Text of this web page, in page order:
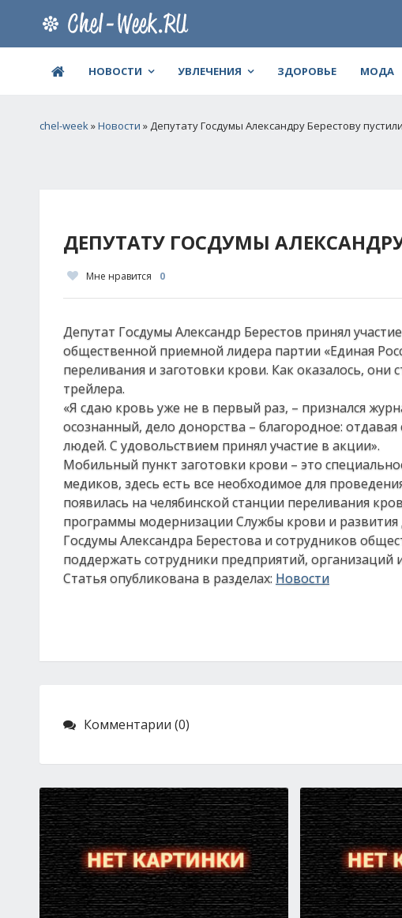
НОВОСТИ УВЛЕЧЕНИЯ ЗДОРОВЬЕ МОДА
chel-week»Новости » Депутату Госдумы Александру Берестову
ДЕПУТАТУ ГОСДУМЫ
Мне нравится 0
Депутат Госдумы Александр Берестов принял
общественной приемной лидера партии «Единая
переливания и заготовки крови. Как оказалось,
трейлера.
«Я сдаю кровь уже не в первый раз, – признался
осознанный, дело донорства – благородное:
людей. С удовольствием принял участие в акции».
Мобильный пункт заготовки крови – это
медиков, здесь есть все необходимое для
появилась на челябинской станции переливания
программы модернизации Службы крови и
Госдумы Александра Берестова и сотрудников
поддержать сотрудники предприятий, организаций
Статья опубликована в разделах: Новости
Комментарии (0)